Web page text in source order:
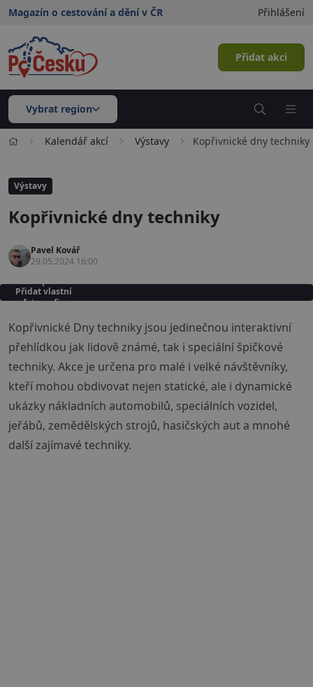
Magazín o cestování a dění v ČR Přihlášení
Přidat akci
Vybrat region
Kalendář akcí Výstavy Kopřivnické dny techniky
Výstavy
Kopřivnické dny techniky
Pavel Kovář
29.05.2024 16:00
Přidat vlastní
fotografie
Kopřivnické Dny techniky jsou jedinečnou interaktivní
přehlídkou jak lidově známé, tak i speciální špičkové
techniky. Akce je určena pro malé i velké návštěvníky,
kteří mohou obdivovat nejen statické, ale i dynamické
ukázky nákladních automobilů, speciálních vozidel,
jeřábů, zemědělských strojů, hasičských aut a mnohé
další zajímavé techniky.